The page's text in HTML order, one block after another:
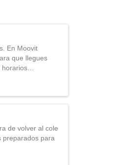
En Moovit
que llegues
de volver al cole
preparados para